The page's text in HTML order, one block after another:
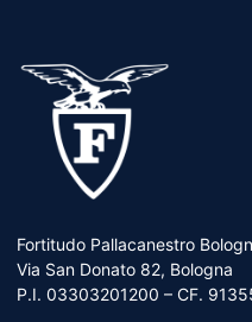
Fortitudo Pallacanestro
Via San Donato 82, Bologna
P.I. 03303201200 – CF.